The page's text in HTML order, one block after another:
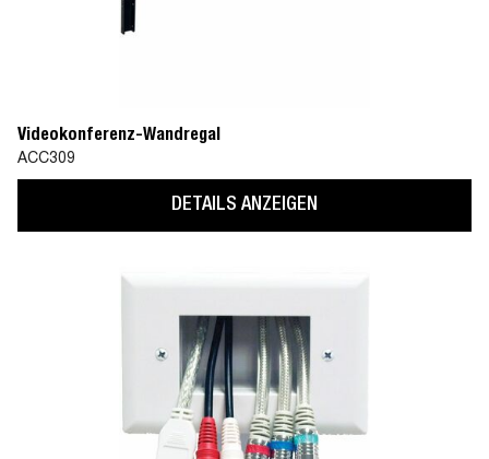
Videokonferenz-Wandregal
ACC309
DETAILS ANZEIGEN